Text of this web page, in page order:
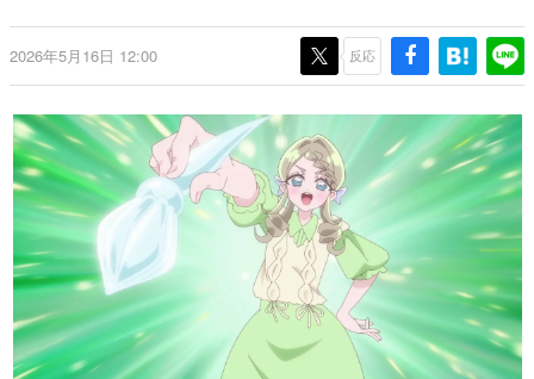
これからのデジタルゲーム市場を担う若きクリエイター達
の姿を追い、彼らのルーツと情熱を探っていきます。
ゲーム世代の作家たち
ゲームに多大な影響を受けた作家さんに取材し、ゲームが
日本のコンテンツ産業やカルチャーに与えた影響を探る企
画です。
日本モバイルゲーム産業史
日本のモバイルゲーム史における主要なトピック・タイト
ルを網羅するほか、開発者へのインタビューや識者による
解説を掲載。約20年の歴史が一望できる決定版！
若ゲのいたり〜ゲームクリエイターの青春〜
『うつヌケ』『ペンと箸』等で知られるマンガ家・田中圭
一先生によるゲーム業界レポートマンガです。
2026年5月16日 12:00 反応